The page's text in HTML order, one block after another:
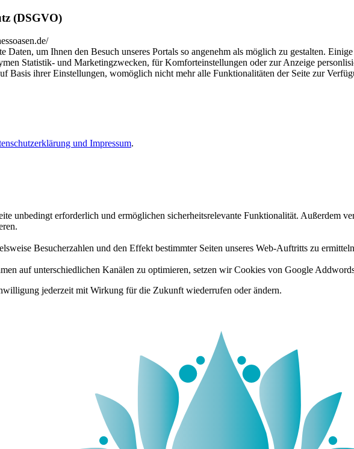
(DSGVO)
um Ihnen den Besuch unseres Portals so angenehm als möglich zu gestalten.
Statistik- und Marketingzwecken, für Komforteinstellungen oder zur Anzeige
Basis ihrer Einstellungen, womöglich nicht mehr alle Funktionalitäten der Seite zur
und Impressum.
unbedingt erforderlich und ermöglichen sicherheitsrelevante Funktionalität. Außerdem
Besucherzahlen und den Effekt bestimmter Seiten unseres Web-Auftritts zu
auf unterschiedlichen Kanälen zu optimieren, setzen wir Cookies von Google
jederzeit mit Wirkung für die Zukunft wiederrufen oder ändern.